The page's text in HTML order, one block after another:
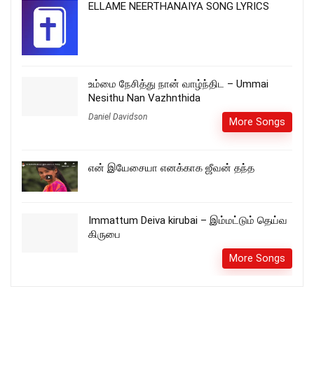
ELLAME NEERTHANAIYA SONG LYRICS
உம்மை நேசித்து நான் வாழ்ந்திட – Ummai
Nesithu Nan Vazhnthida
Daniel Davidson More Songs
என் இயேசையா எனக்காக ஜீவன் தந்த
Immattum Deiva kirubai – இம்மட்டும் தெய்வ
கிருபை
More Songs